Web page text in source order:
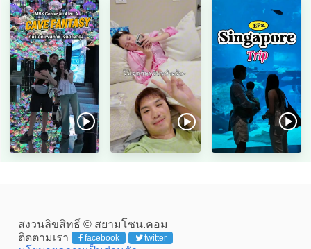
สงวนลิขสิทธิ์ © สยามโซน.คอม
ติดตามเรา
facebook twitter